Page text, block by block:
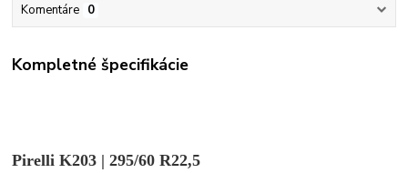
Komentáre 0
Kompletné špecifikácie
Pirelli K203 | 295/60 R22,5